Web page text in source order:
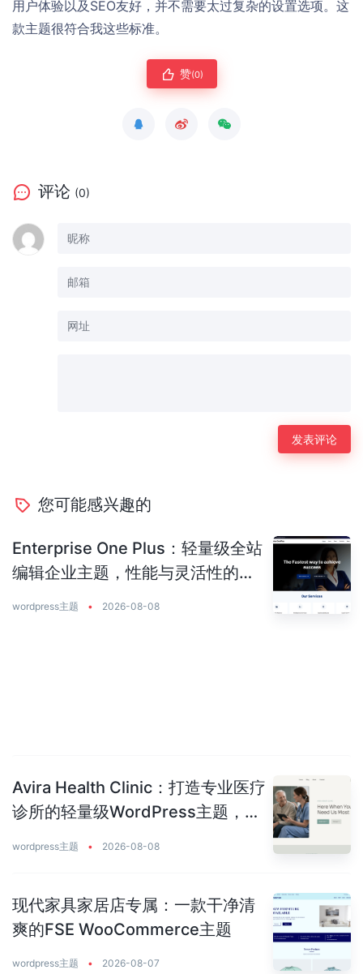
用户体验以及SEO友好，并不需要太过复杂的设置选项。这
款主题很符合我这些标准。
赞(0)
评论 (0)
您可能感兴趣的
Enterprise One Plus：轻量级全站
编辑企业主题，性能与灵活性的完
wordpress主题 • 2026-08-08
Avira Health Clinic：打造专业医疗
诊所的轻量级WordPress主题，让
wordpress主题 • 2026-08-08
现代家具家居店专属：一款干净清
爽的FSE WooCommerce主题
wordpress主题 • 2026-08-07